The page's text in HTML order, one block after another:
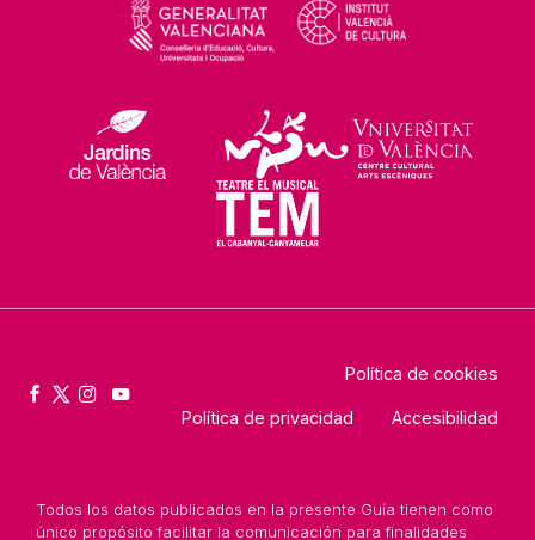
Política de cookies
Política de privacidad Accesibilidad
Todos los datos publicados en la presente Guía tienen como
único propósito facilitar la comunicación para finalidades